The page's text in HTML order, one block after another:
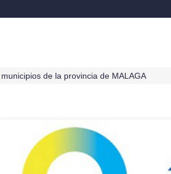
de la provincia de MALAGA